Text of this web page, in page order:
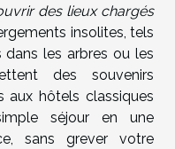
des lieux chargés
insolites, tels
les arbres ou les
des souvenirs
aux hôtels classiques
séjour en une
sans grever votre